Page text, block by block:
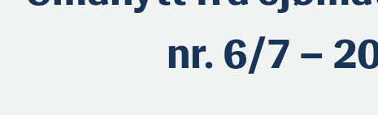
nr. 6/7 –